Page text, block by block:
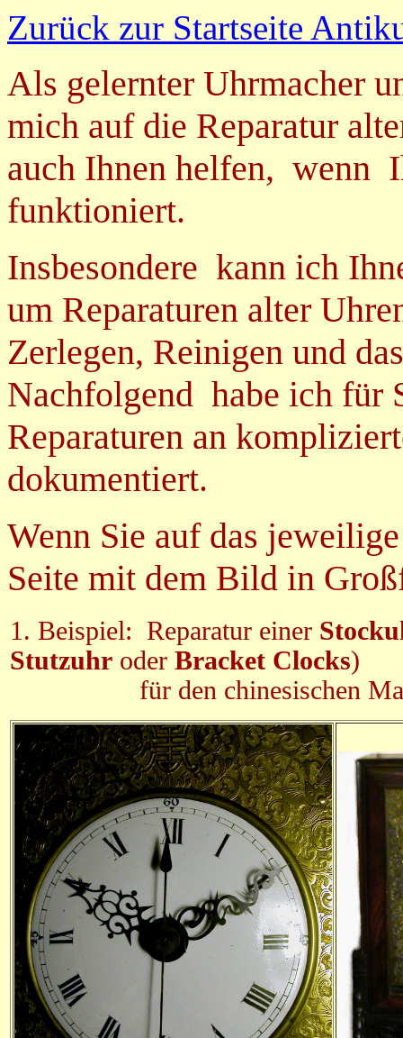
Zurück zur Startseite
Als gelernter Uhrmacher
mich auf die Reparatur
auch Ihnen helfen, wenn
funktioniert.
Insbesondere kann ich
um Reparaturen alter
Zerlegen, Reinigen und
Nachfolgend habe ich für
Reparaturen an
dokumentiert.
Wenn Sie auf das
Seite mit dem Bild in
1. Beispiel: Reparatur einer
Stutzuhr oder Bracket Clocks)
für den chinesischen